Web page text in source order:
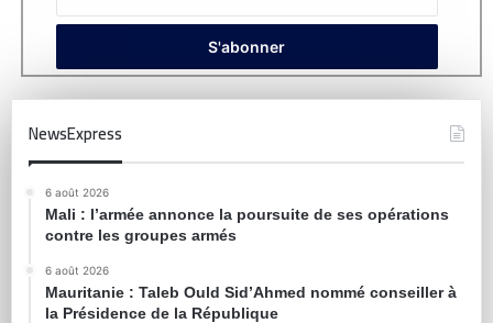
NewsExpress
6 août 2026
Mali : l’armée annonce la poursuite de ses opérations
contre les groupes armés
6 août 2026
Mauritanie : Taleb Ould Sid’Ahmed nommé conseiller à
la Présidence de la République